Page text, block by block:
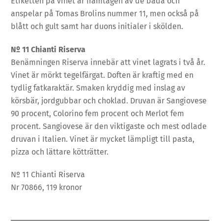
anspelar på Tomas Brolins nummer 11, men också på
blått och gult samt har duons initialer i skölden.
Nº 11 Chianti Riserva
Benämningen Riserva innebär att vinet lagrats i två år.
Vinet är mörkt tegelfärgat. Doften är kraftig med en
tydlig fatkaraktär. Smaken kryddig med inslag av
körsbär, jordgubbar och choklad. Druvan är Sangiovese
90 procent, Colorino fem procent och Merlot fem
procent. Sangiovese är den viktigaste och mest odlade
druvan i Italien. Vinet är mycket lämpligt till pasta,
pizza och lättare kötträtter.
Nº 11 Chianti Riserva
Nr 70866, 119 kronor